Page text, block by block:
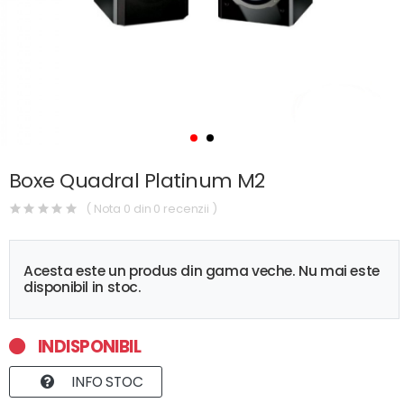
Boxe Quadral Platinum M2
( Nota 0 din 0 recenzii )
Acesta este un produs din gama veche. Nu mai este
disponibil in stoc.
INDISPONIBIL
INFO STOC